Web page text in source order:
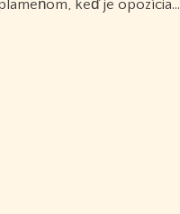
keď je opozícia…